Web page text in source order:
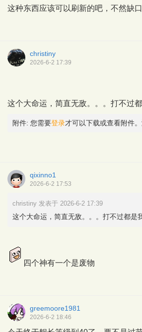
这种东西应该可以刷新的吧，不然缺
christiny
2026-6-2 17:39
这个大命运，简直无敌。。。打不过
附件: 您需要登录才可以下载或查看附件
qixinno1
2026-6-2 17:53
christiny 发表于 2026-6-2 17:39
这个大命运，简直无敌。。。打不过都是
四个神有一个是废物
greemoore1981
2026-6-2 18:46